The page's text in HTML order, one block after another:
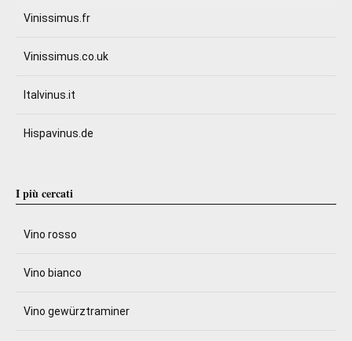
Vinissimus.fr
Vinissimus.co.uk
Italvinus.it
Hispavinus.de
I più cercati
Vino rosso
Vino bianco
Vino gewürztraminer